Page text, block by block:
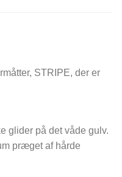
STRIPE, der er
glider på det våde gulv.
præget af hårde